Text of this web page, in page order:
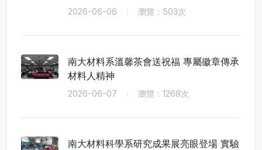
2026-06-06 瀏覽：503次
南大材料系溫馨茶會送祝福 專屬徽章傳承
材料人精神
2026-06-07 瀏覽：1268次
南大材料科學系研究成果展亮眼登場 實驗